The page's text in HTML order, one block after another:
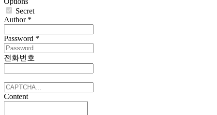
Secret
Author *
Password *
전화번호
Content